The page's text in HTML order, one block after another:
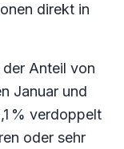
direkt in
Anteil von
Januar und
% verdoppelt
oder sehr